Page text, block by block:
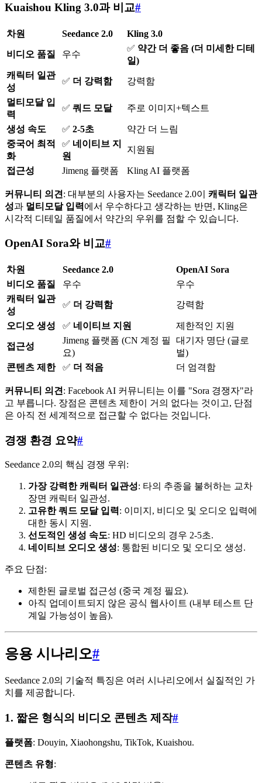
Kuaishou Kling 3.0과 비교#
차원 Seedance 2.0 Kling 3.0
비디오 품질 우수
✅ 약간 더 좋음 (더 미세한 디테
일)
캐릭터 일관
성
✅ 더 강력함 강력함
멀티모달 입
력
✅ 쿼드 모달 주로 이미지+텍스트
생성 속도 ✅ 2-5초
약간 더 느림
중국어 최적
화
✅ 네이티브 지
원
지원됨
접근성 Jimeng 플랫폼 Kling AI 플랫폼
커뮤니티 의견 : 대부분의 사용자는 Seedance 2.0이 캐릭터 일관
성과 멀티모달 입력에서 우수하다고 생각하는 반면, Kling은
시각적 디테일 품질에서 약간의 우위를 점할 수 있습니다.
OpenAI Sora와 비교#
차원 Seedance 2.0
OpenAI Sora
비디오 품질
우수
우수
캐릭터 일관
성
✅ 더 강력함 강력함
오디오 생성 ✅ 네이티브 지원 제한적인 지원
접근성
Jimeng 플랫폼 (CN 계정 필
요)
대기자 명단 (글로
벌)
콘텐츠 제한
✅ 더 적음 더 엄격함
커뮤니티 의견 : Facebook AI 커뮤니티는 이를 "Sora 경쟁자"라
고 부릅니다. 장점은 콘텐츠 제한이 거의 없다는 것이고, 단점
은 아직 전 세계적으로 접근할 수 없다는 것입니다.
경쟁 환경 요약#
Seedance 2.0의 핵심 경쟁 우위:
가장 강력한 캐릭터 일관성: 타의 추종을 불허하는 교차
장면 캐릭터 일관성.
고유한 쿼드 모달 입력: 이미지, 비디오 및 오디오 입력에
대한 동시 지원.
선도적인 생성 속도: HD 비디오의 경우 2-5초.
네이티브 오디오 생성: 통합된 비디오 및 오디오 생성.
주요 단점:
제한된 글로벌 접근성 (중국 계정 필요).
아직 업데이트되지 않은 공식 웹사이트 (내부 테스트 단
계일 가능성이 높음).
응용 시나리오#
Seedance 2.0의 기술적 특징은 여러 시나리오에서 실질적인 가
치를 제공합니다.
1. 짧은 형식의 비디오 콘텐츠 제작#
플랫폼: Douyin, Xiaohongshu, TikTok, Kuaishou.
콘텐츠 유형: